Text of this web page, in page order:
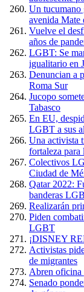
Un tucumano
avenida Mate
Vuelve el
años de
LGBT: Se
igualitario en
Denuncian a
Roma Sur
Jucopo
Tabasco
En EU,
LGBT a sus
Una activista
fortaleza
Colectivos
Ciudad de
Qatar 2022:
banderas
Realizarán
Piden
LGBT
¡DISNEY
Activistas
de migrantes
Abren
Senado